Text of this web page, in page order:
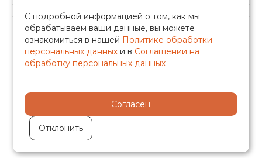
отопительные приборы применить затруднительно).
Конвекторы можно использовать в качестве
самостоятельного или дополнительного источника
тепла. Преимущества внутрипольных конвекторов
ASKON: экономия энергии и высокая динамика
отопления; повышенная теплоотдача и
алюминиевого листа толщиной 0,5 мм;
долговечность – труба теплообменника
изготовлена из меди, D15 мм, толщина стенки 1мм.
45 600 руб.
57 000 руб.
С подробной информацией о том, как мы
обрабатываем ваши данные, вы можете
ознакомиться в нашей Политике обработки
персональных данных и в Соглашении на
обработку персональных данных
Согласен
Отклонить